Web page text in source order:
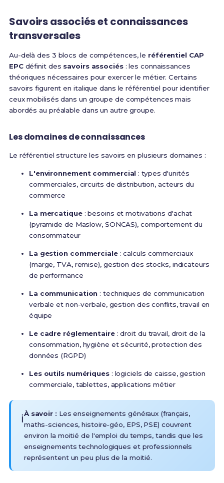
Savoirs associés et connaissances
transversales
Au-delà des 3 blocs de compétences, le référentiel CAP
EPCdéfinit des savoirs associés: les connaissances
théoriques nécessaires pour exercer le métier.Certains
savoirs figurent en italique dans le référentiel pour identifier
ceux mobilisés dans un groupe de compétences mais
abordés au préalable dans un autre groupe.
Les domaines de connaissances
Le référentiel structure les savoirs en plusieurs domaines :
L'environnement commercial : types d'unités
commerciales, circuits de distribution, acteurs du
commerce
La mercatique: besoins et motivations d'achat
(pyramide de Maslow, SONCAS), comportement du
consommateur
La gestion commerciale: calculs commerciaux
(marge, TVA, remise), gestion des stocks, indicateurs
de performance
La communication : techniques de communication
verbale et non-verbale, gestion des conflits, travail en
équipe
Le cadre réglementaire: droit du travail, droit de la
consommation, hygiène et sécurité, protection des
données (RGPD)
Les outils numériques: logiciels de caisse, gestion
commerciale, tablettes, applications métier
ℹ️À savoir : Les enseignements généraux (français,
maths-sciences, histoire-géo, EPS, PSE) couvrent
environ la moitié de l'emploi du temps, tandis que les
enseignements technologiques et professionnels
représentent un peu plus de la moitié.